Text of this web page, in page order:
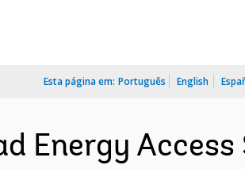
Esta página em: Português English
Energy Access